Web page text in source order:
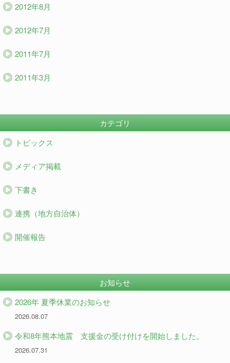
2012年8月
2012年7月
2011年7月
2011年3月
カテゴリ
トピックス
メディア掲載
下書き
連携（地方自治体）
開催報告
お知らせ
2026年 夏季休業のお知らせ
2026.08.07
令和8年熊本地震 支援金の受け付けを開始しました。
2026.07.31